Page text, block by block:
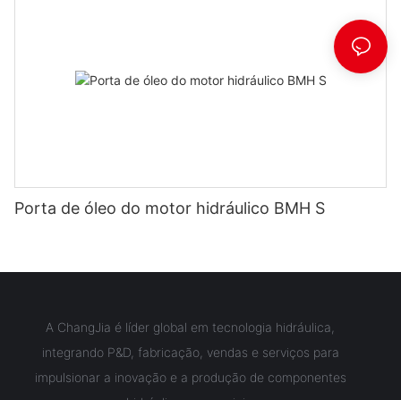
Porta de óleo do motor hidráulico BMH S
A ChangJia é líder global em tecnologia hidráulica,
integrando P&D, fabricação, vendas e serviços para
impulsionar a inovação e a produção de componentes